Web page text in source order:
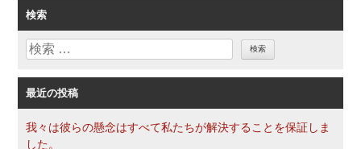
ゴ
リ
ー
検索
検
最近の投稿
我々は彼らの懸念はすべて私たちが解決することを保証しま
した。